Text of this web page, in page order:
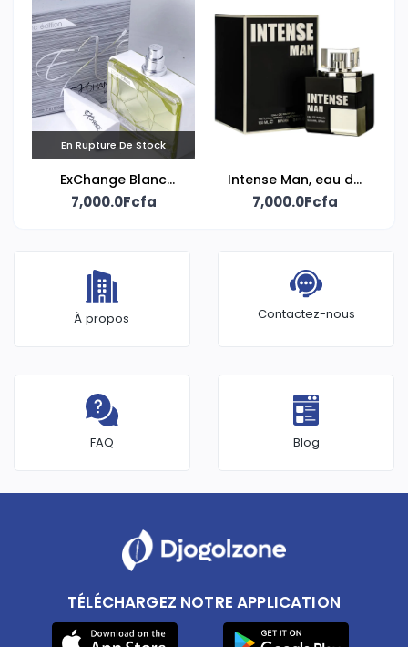
En Rupture De Stock
ExChange Blanc
Edition Unlimited, eau
7,000.0Fcfa
Intense Man, eau de
parfum 100ml signée
7,000.0Fcfa
À propos Contactez-nous
FAQ Blog
TÉLÉCHARGEZ NOTRE APPLICATION